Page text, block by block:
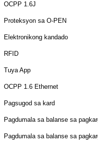
OCPP 1.6J
Proteksyon sa O-PEN
Elektronikong kandado
RFID
Tuya App
OCPP 1.6 Ethernet
Pagsugod sa kard
Pagdumala sa balanse sa
Pagdumala sa balanse sa